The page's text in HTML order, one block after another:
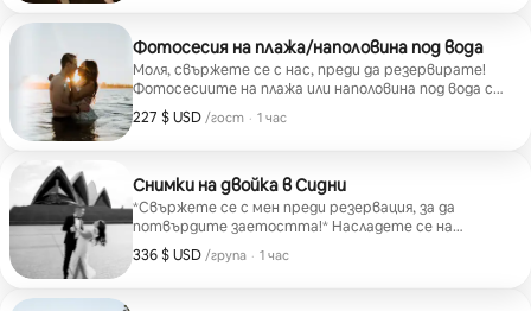
Фотосесия на плажа/наполовина под вода
Моля, свържете се с нас, преди да резервирате!
Фотосесиите на плажа или наполовина под вода са
идеални за двойки или самостоятелни снимки, като
предлагат забавно и непринудено изживяване край
227 $ USD /гост
227 $ USD на гост
, · 1 час
Снимки на двойка в Сидни
*Свържете се с мен преди резервация, за да
потвърдите заетостта!* Насладете се на
фотосесия на различни места в Сидни, идеални за
снимки, подходящи за социалните мрежи.
336 $ USD /група
336 $ USD за група
, · 1 час